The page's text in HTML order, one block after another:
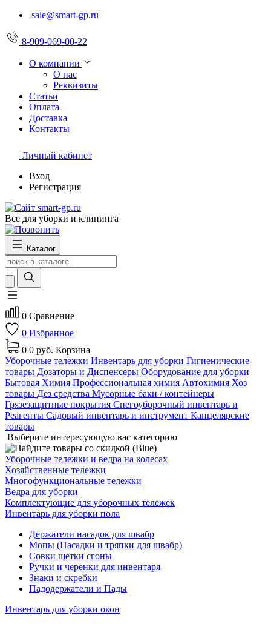
sale@smart-gp.ru
8-909-069-00-22
О компании
О нас
Реквизиты
Статьи
Оплата
Доставка
Контакты
Личный кабинет
Вход
Регистрация
Все для уборки и клининга
Каталог
0 Сравнение
0 Избранное
0 0 руб. Корзина
Уборочные тележки Инвентарь для уборки Гигиенические
товары Дозаторы и Диспенсеры Оборудование для уборки
Бытовая Химия Профессиональная химия Автохимия Хоз
товары Дез средства Мусорные баки / контейнеры
Грязезащитные покрытия Снегоуборочный инвентарь и
Реагенты Садовый инвентарь и инструмент Канцелярские
товары
Выберите интересующую вас категорию
Уборочные тележки и ведра на колесах
Хозяйственные тележки
Многофункциональные тележки
Ведра для уборки
Комплектующие для уборочных тележек
Инвентарь для уборки пола
Держатели насадок для швабр
Мопы (Насадки и тряпки для швабр)
Совки щетки сгоны
Ручки и черенки для инвентаря
Знаки и скребки
Падодержатели и Пады
Инвентарь для уборки окон